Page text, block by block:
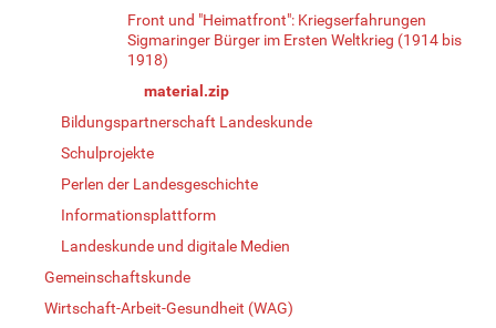
Front und "Heimatfront": Kriegserfahrungen
Sigmaringer Bürger im Ersten Weltkrieg (1914 bis
1918)
material.zip
Bildungspartnerschaft Landeskunde
Schulprojekte
Perlen der Landesgeschichte
Informationsplattform
Landeskunde und digitale Medien
Gemeinschaftskunde
Wirtschaft-Arbeit-Gesundheit (WAG)